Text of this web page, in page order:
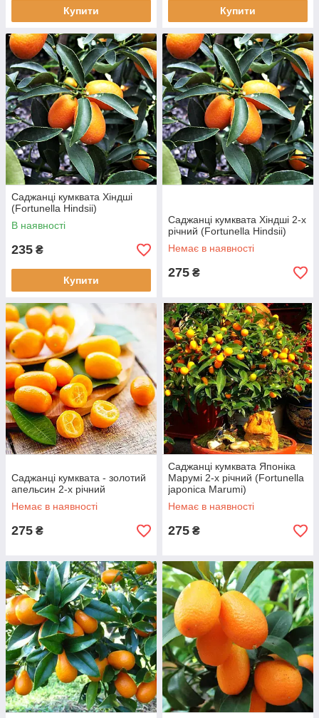
Купити Купити
Саджанці кумквата Хіндші
(Fortunella Hindsii)
В наявності
235 ₴
Купити
Саджанці кумквата Хіндші 2-х
річний (Fortunella Hindsii)
Немає в наявності
275 ₴
Саджанці кумквата - золотий
апельсин 2-х річний
Немає в наявності
275 ₴
Саджанці кумквата Японіка
Марумі 2-х річний (Fortunella
japonica Marumi)
Немає в наявності
275 ₴